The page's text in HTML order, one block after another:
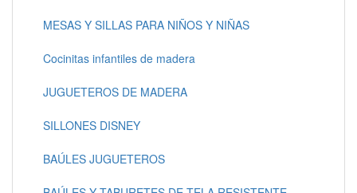
MESAS Y SILLAS PARA NIÑOS Y NIÑAS
Cocinitas infantiles de madera
JUGUETEROS DE MADERA
SILLONES DISNEY
BAÚLES JUGUETEROS